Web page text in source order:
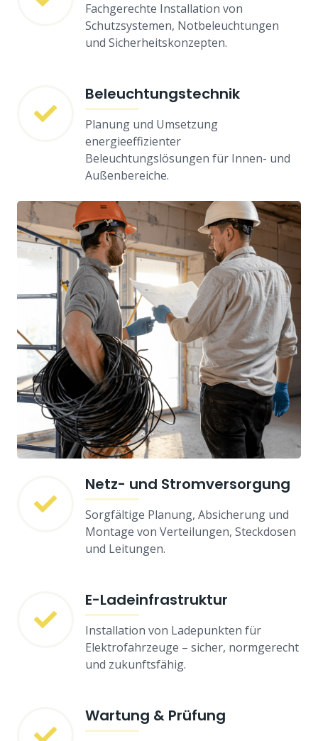
Fachgerechte Installation von
Schutzsystemen, Notbeleuchtungen
und Sicherheitskonzepten.
Beleuchtungstechnik
Planung und Umsetzung
energieeffizienter
Beleuchtungslösungen für Innen- und
Außenbereiche.
Netz- und Stromversorgung
Sorgfältige Planung, Absicherung und
Montage von Verteilungen, Steckdosen
und Leitungen.
E-Ladeinfrastruktur
Installation von Ladepunkten für
Elektrofahrzeuge – sicher, normgerecht
und zukunftsfähig.
Wartung & Prüfung